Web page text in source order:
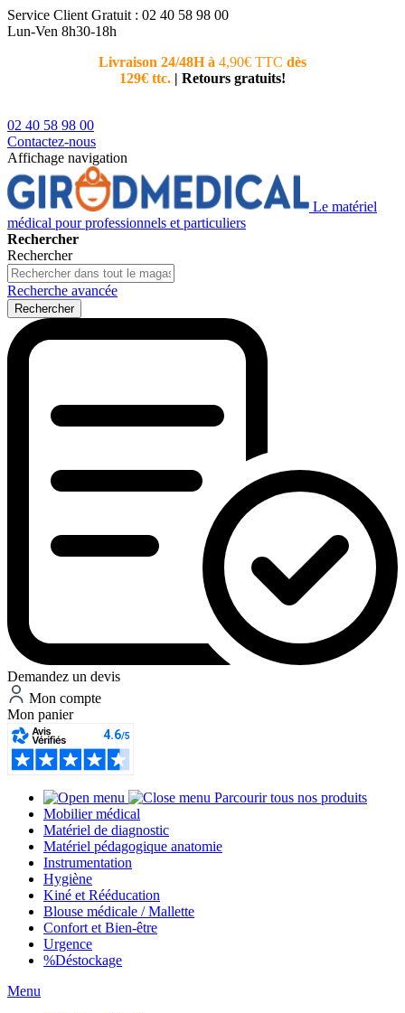
Service Client Gratuit : 02 40 58 98 00
Lun-Ven 8h30-18h
Livraison 24/48H à 4,90€ TTC dès
129€ ttc. | Retours gratuits!
02 40 58 98 00
Contactez-nous
Affichage navigation
Le matériel
médical pour professionnels et particuliers
Rechercher
Rechercher
Recherche avancée
Rechercher
Demandez un devis
Mon compte
Mon panier
Parcourir tous nos produits
Mobilier médical
Matériel de diagnostic
Matériel pédagogique anatomie
Instrumentation
Hygiène
Kiné et Rééducation
Blouse médicale / Mallette
Confort et Bien-être
Urgence
%Déstockage
Menu